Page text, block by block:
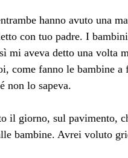
hanno avuto una
con tuo padre. I
mi aveva detto una volta
come fanno le bambine a
non lo sapeva.
il giorno, sul pavimento,
bambine. Avrei voluto